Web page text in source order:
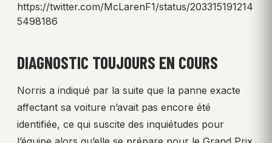
https://twitter.com/McLarenF1/status/203315191214
5498186
DIAGNOSTIC TOUJOURS EN COURS
Norris a indiqué par la suite que la panne exacte
affectant sa voiture n’avait pas encore été
identifiée, ce qui suscite des inquiétudes pour